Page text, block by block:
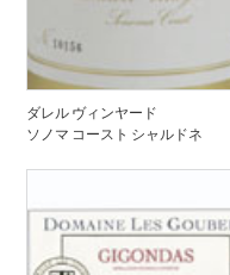
ダレル ヴィンヤード
ソノマ コースト シャルドネ